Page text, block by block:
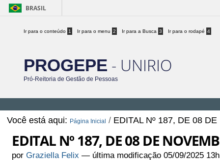
BRASIL
Ir para o conteúdo 1 Ir para o menu 2 Ir para a Busca 3 Ir para o rodapé 4
PROGEPE - UNIRIO
Pró-Reitoria de Gestão de Pessoas
Você está aqui: Página Inicial / EDITAL Nº 187, DE 08
EDITAL Nº 187, DE 08 DE
porGraziella Felix — última modificação 05/09/2025